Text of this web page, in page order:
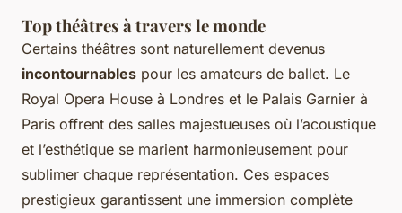
Top théâtres à travers le monde
Certains théâtres sont naturellement devenus
incontournables pour les amateurs de ballet. Le
Royal Opera House à Londres et le Palais Garnier à
Paris offrent des salles majestueuses où l’acoustique
et l’esthétique se marient harmonieusement pour
sublimer chaque représentation. Ces espaces
prestigieux garantissent une immersion complète